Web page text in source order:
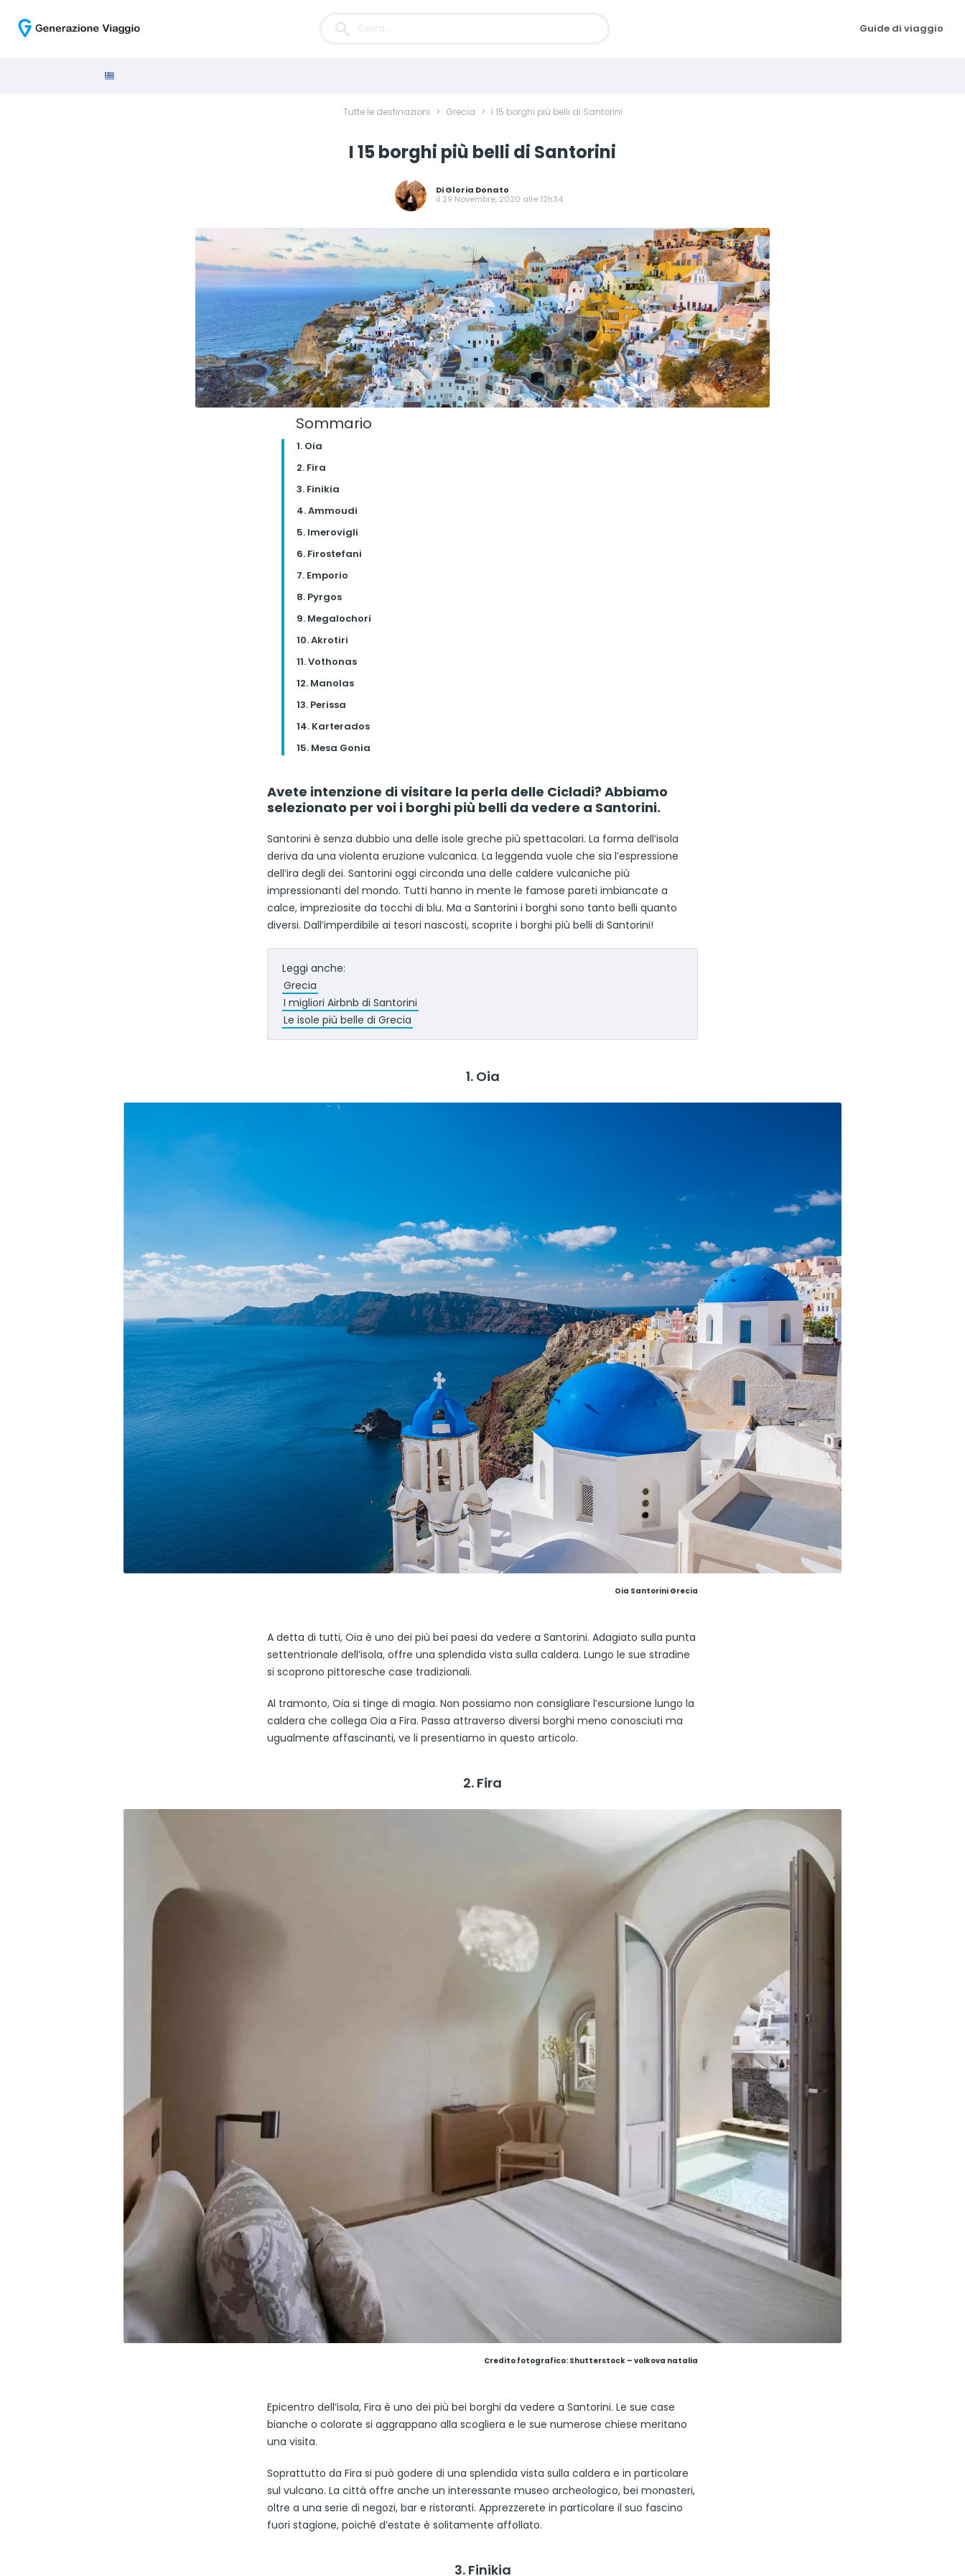
Guide di viaggio
Tutte le destinazioni > Grecia > I 15 borghi più belli di Santorini
I 15 borghi più belli di Santorini
DiGloria Donato
il 29 Novembre, 2020 alle 12h34
Sommario
1. Oia
2. Fira
3. Finikia
4. Ammoudi
5. Imerovigli
6. Firostefani
7. Emporio
8. Pyrgos
9. Megalochori
10. Akrotiri
11. Vothonas
12. Manolas
13. Perissa
14. Karterados
15. Mesa Gonia
Avete intenzione di visitare la perla delle Cicladi? Abbiamo
selezionato per voi i borghi più belli da vedere a Santorini.
Santorini è senza dubbio una delle isole greche più spettacolari. La forma dell’isola
deriva da una violenta eruzione vulcanica. La leggenda vuole che sia l’espressione
dell’ira degli dei. Santorini oggi circonda una delle caldere vulcaniche più
impressionanti del mondo. Tutti hanno in mente le famose pareti imbiancate a
calce, impreziosite da tocchi di blu. Ma a Santorini i borghi sono tanto belli quanto
diversi. Dall’imperdibile ai tesori nascosti, scoprite i borghi più belli di Santorini!
Leggi anche:
Grecia
I migliori Airbnb di Santorini
Le isole più belle di Grecia
1. Oia
Oia Santorini Grecia
A detta di tutti, Oia è uno dei più bei paesi da vedere a Santorini. Adagiato sulla punta
settentrionale dell’isola, offre una splendida vista sulla caldera. Lungo le sue stradine
si scoprono pittoresche case tradizionali.
Al tramonto, Oia si tinge di magia. Non possiamo non consigliare l’escursione lungo la
caldera che collega Oia a Fira. Passa attraverso diversi borghi meno conosciuti ma
ugualmente affascinanti, ve li presentiamo in questo articolo.
2. Fira
Credito fotografico: Shutterstock – volkova natalia
Epicentro dell’isola, Fira è uno dei più bei borghi da vedere a Santorini. Le sue case
bianche o colorate si aggrappano alla scogliera e le sue numerose chiese meritano
una visita.
Soprattutto da Fira si può godere di una splendida vista sulla caldera e in particolare
sul vulcano. La città offre anche un interessante museo archeologico, bei monasteri,
oltre a una serie di negozi, bar e ristoranti. Apprezzerete in particolare il suo fascino
fuori stagione, poiché d’estate è solitamente affollato.
3. Finikia